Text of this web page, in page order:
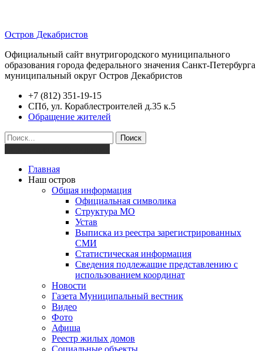
Остров Декабристов
Официальный сайт внутригородского муниципального
образования города федерального значения Санкт-Петербурга
муниципальный округ Остров Декабристов
+7 (812) 351-19-15
СПб, ул. Кораблестроителей д.35 к.5
Обращение жителей
Поиск
Главная
Наш остров
Общая информация
Официальная символика
Структура МО
Устав
Выписка из реестра зарегистрированных
СМИ
Статистическая информация
Сведения подлежащие представлению с
использованием координат
Новости
Газета Муниципальный вестник
Видео
Фото
Афиша
Реестр жилых домов
Социальные объекты